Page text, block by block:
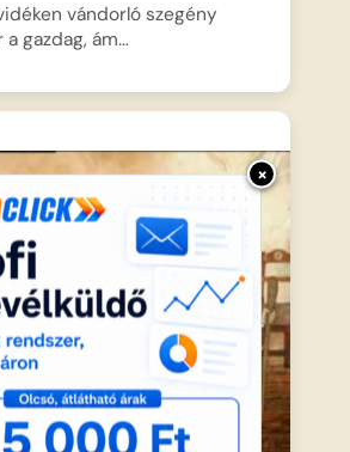
×
vándorló szegény
gazdag, ám…